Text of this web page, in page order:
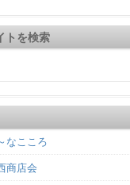
トを検索
なこころ
商店会